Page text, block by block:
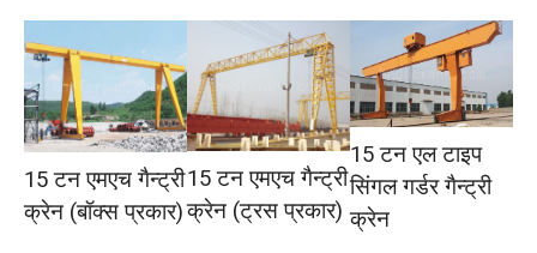
15 टन यूरोपीय सिंगल गर्डर गैन्ट्री क्रेन उज़्बेकिस्तान
भेजी जा रही है
दाफांग क्रेन 15 टन गैन्ट्री क्रेन क्यों चुनें?
उन्नत विनिर्माण शक्ति
15 टन एमएच गैन्ट्री
क्रेन (बॉक्स प्रकार)
15 टन एमएच गैन्ट्री
क्रेन (ट्रस प्रकार)
15 टन एल टाइप
सिंगल गर्डर गैन्ट्री
क्रेन